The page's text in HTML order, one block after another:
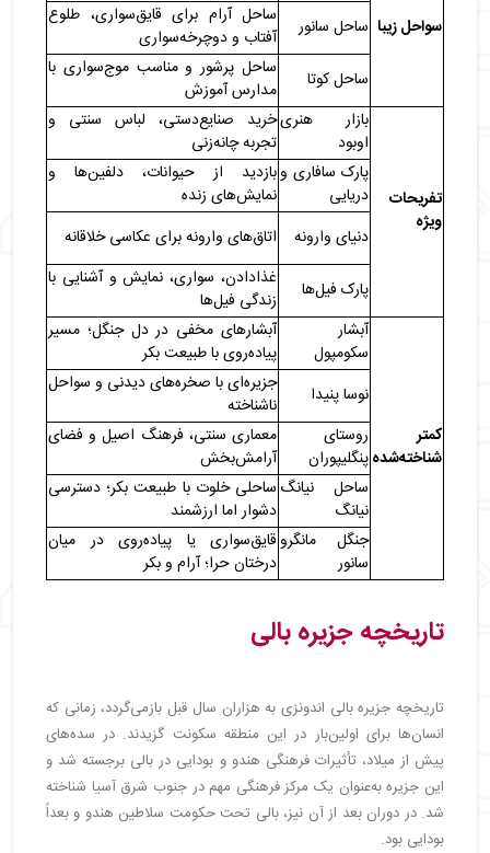
سواحل زیبا ساحل سانور
ساحل آرام برای قایق‌سواری، طلوع
آفتاب و دوچرخه‌سواری
ساحل کوتا
ساحل پرشور و مناسب موج‌سواری با
مدارس آموزش
تفریحات
ویژه
بازار هنری
اوبود
خرید صنایع‌دستی، لباس سنتی و
تجربه چانه‌زنی
پارک سافاری و
دریایی
بازدید از حیوانات، دلفین‌ها و
نمایش‌های زنده
دنیای وارونه
اتاق‌های وارونه برای عکاسی خلاقانه
پارک فیل‌ها
غذادادن، سواری، نمایش و آشنایی با
زندگی فیل‌ها
کمتر
شناخته‌شده
آبشار
سکومپول
آبشارهای مخفی در دل جنگل؛ مسیر
پیاده‌روی با طبیعت بکر
نوسا پنیدا
جزیره‌ای با صخره‌های دیدنی و سواحل
ناشناخته
روستای
پنگلیپوران
معماری سنتی، فرهنگ اصیل و فضای
آرامش‌بخش
ساحل نیانگ
نیانگ
ساحلی خلوت با طبیعت بکر؛ دسترسی
دشوار اما ارزشمند
جنگل مانگرو
سانور
قایق‌سواری یا پیاده‌روی در میان
درختان حرا؛ آرام و بکر
تاریخچه جزیره بالی
تاریخچه جزیره بالی اندونزی به هزاران سال قبل بازمی‌گردد، زمانی که
انسان‌ها برای اولین‌بار در این منطقه سکونت گزیدند. در سده‌های
پیش از میلاد، تأثیرات فرهنگی هندو و بودایی در بالی برجسته شد و
این جزیره به‌عنوان یک مرکز فرهنگی مهم در جنوب شرق آسیا شناخته
شد. در دوران بعد از آن نیز، بالی تحت حکومت سلاطین هندو و بعداً
بودایی بود.